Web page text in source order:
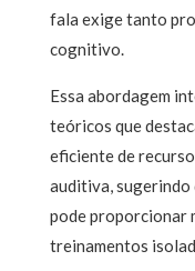
fala exige tanto
cognitivo.
Essa abordagem
teóricos que
eficiente de
auditiva, sugerindo
pode proporcionar
treinamentos